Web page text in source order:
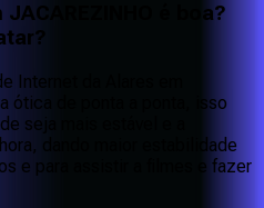
é boa?
Internet da Alares em
ótica de ponta a ponta, isso
seja mais estável e a
dando maior estabilidade
e para assistir a filmes e fazer